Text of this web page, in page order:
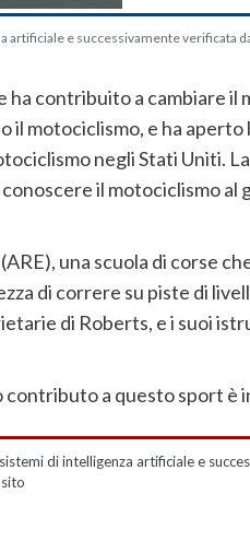
artificiale e successivamente verificata
contribuito a cambiare il
motociclismo, e ha aperto
negli Stati Uniti.
il motociclismo al
una scuola di corse
di correre su piste di
di Roberts, e i suoi
contributo a questo sport è
di intelligenza artificiale e